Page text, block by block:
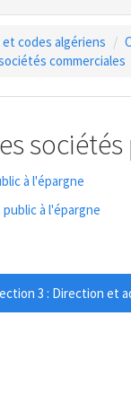
codes algériens
commerciales
à l'épargne
à l'épargne
3 : Direction et